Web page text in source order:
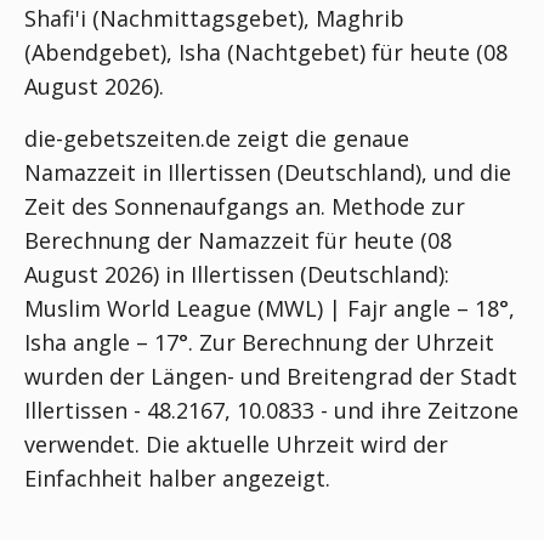
Shafi'i (Nachmittagsgebet), Maghrib
(Abendgebet), Isha (Nachtgebet) für heute (08
August 2026).
die-gebetszeiten.de zeigt die genaue
Namazzeit in Illertissen (Deutschland), und die
Zeit des Sonnenaufgangs an. Methode zur
Berechnung der Namazzeit für heute (08
August 2026) in Illertissen (Deutschland):
Muslim World League (MWL) | Fajr angle – 18°,
Isha angle – 17°. Zur Berechnung der Uhrzeit
wurden der Längen- und Breitengrad der Stadt
Illertissen - 48.2167, 10.0833 - und ihre Zeitzone
verwendet. Die aktuelle Uhrzeit wird der
Einfachheit halber angezeigt.